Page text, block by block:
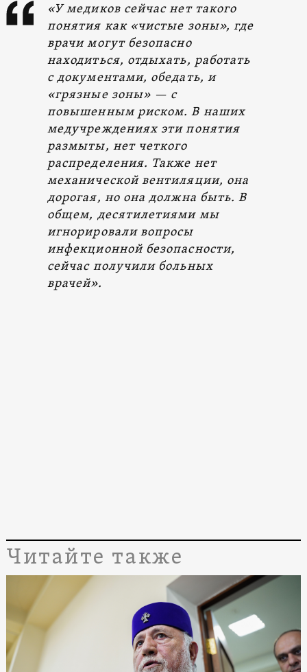
«У медиков сейчас нет такого
понятия как «чистые зоны», где
врачи могут безопасно
находиться, отдыхать, работать
с документами, обедать, и
«грязные зоны» — с
повышенным риском. В наших
медучреждениях эти понятия
размыты, нет четкого
распределения. Также нет
механической вентиляции, она
дорогая, но она должна быть. В
общем, десятилетиями мы
игнорировали вопросы
инфекционной безопасности,
сейчас получили больных
врачей».
Читайте также